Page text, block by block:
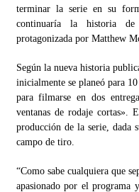
terminar la serie en su
continuaría la historia
protagonizada por Matthew
Según la nueva historia
inicialmente se planeó para
para filmarse en dos
ventanas de rodaje cortas».
producción de la serie, dada
campo de tiro.
“Como sabe cualquiera que
apasionado por el programa